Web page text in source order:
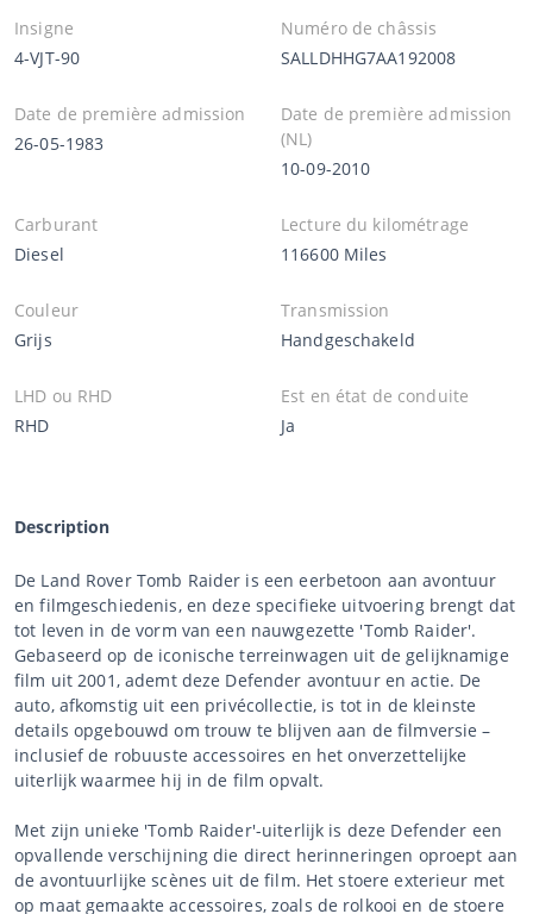
Insigne
4-VJT-90
Numéro de châssis
SALLDHHG7AA192008
Date de première admission
26-05-1983
Date de première admission
(NL)
10-09-2010
Carburant
Diesel
Lecture du kilométrage
116600 Miles
Couleur
Grijs
Transmission
Handgeschakeld
LHD ou RHD
RHD
Est en état de conduite
Ja
Description
De Land Rover Tomb Raider is een eerbetoon aan avontuur
en filmgeschiedenis, en deze specifieke uitvoering brengt dat
tot leven in de vorm van een nauwgezette 'Tomb Raider'.
Gebaseerd op de iconische terreinwagen uit de gelijknamige
film uit 2001, ademt deze Defender avontuur en actie. De
auto, afkomstig uit een privécollectie, is tot in de kleinste
details opgebouwd om trouw te blijven aan de filmversie –
inclusief de robuuste accessoires en het onverzettelijke
uiterlijk waarmee hij in de film opvalt.
Met zijn unieke 'Tomb Raider'-uiterlijk is deze Defender een
opvallende verschijning die direct herinneringen oproept aan
de avontuurlijke scènes uit de film. Het stoere exterieur met
op maat gemaakte accessoires, zoals de rolkooi en de stoere